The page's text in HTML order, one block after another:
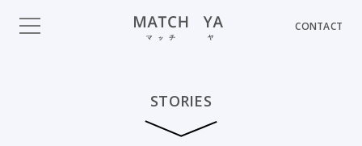
CONTACT
STORIES